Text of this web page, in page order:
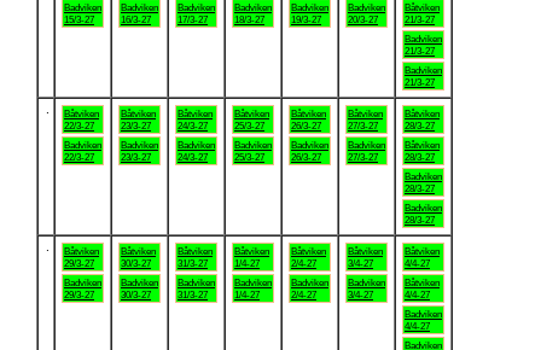
Badviken
15/3-27
Badviken
16/3-27
Badviken
17/3-27
Badviken
18/3-27
Badviken
19/3-27
Badviken
20/3-27
Båtviken
21/3-27
Badviken
21/3-27
Badviken
21/3-27
Båtviken
22/3-27
Badviken
22/3-27
Båtviken
23/3-27
Badviken
23/3-27
Båtviken
24/3-27
Badviken
24/3-27
Båtviken
25/3-27
Badviken
25/3-27
Båtviken
26/3-27
Badviken
26/3-27
Båtviken
27/3-27
Badviken
27/3-27
Båtviken
28/3-27
Båtviken
28/3-27
Badviken
28/3-27
Badviken
28/3-27
Båtviken
29/3-27
Badviken
29/3-27
Båtviken
30/3-27
Badviken
30/3-27
Båtviken
31/3-27
Badviken
31/3-27
Båtviken
1/4-27
Badviken
1/4-27
Båtviken
2/4-27
Badviken
2/4-27
Båtviken
3/4-27
Badviken
3/4-27
Båtviken
4/4-27
Båtviken
4/4-27
Badviken
4/4-27
Badviken